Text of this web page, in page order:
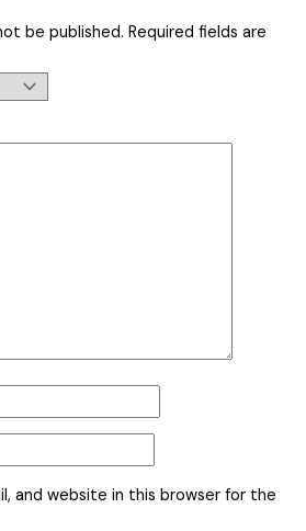
be published. Required fields are
and website in this browser for the